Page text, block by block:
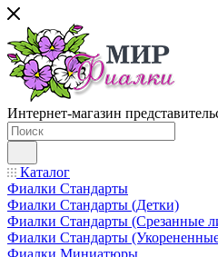
Интернет-магазин
Каталог
Фиалки Стандарты
Фиалки Стандарты (Детки)
Фиалки Стандарты (Срезанные
Фиалки Стандарты
Фиалки Миниатюры